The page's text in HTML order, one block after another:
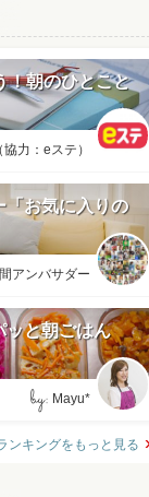
！朝のひとこと
力：eステ）
「お気に入りの
アンバサダー
ッと朝ごはん
by: Mayu*
ンキングをもっと見る